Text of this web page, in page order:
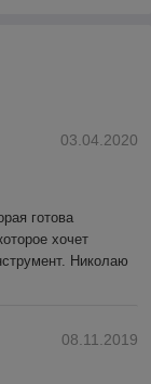
03.04.2020
готова
хочет
Николаю
08.11.2019